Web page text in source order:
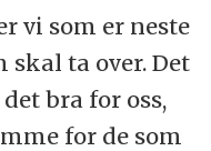
vi som er neste
skal ta over. Det
bra for oss,
for de som